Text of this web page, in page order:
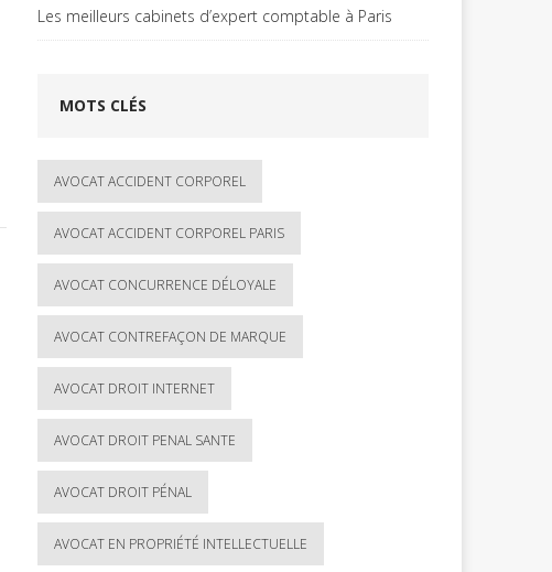
Les meilleurs cabinets d’expert comptable à Paris
MOTS CLÉS
AVOCAT ACCIDENT CORPOREL
AVOCAT ACCIDENT CORPOREL PARIS
AVOCAT CONCURRENCE DÉLOYALE
AVOCAT CONTREFAÇON DE MARQUE
AVOCAT DROIT INTERNET
AVOCAT DROIT PENAL SANTE
AVOCAT DROIT PÉNAL
AVOCAT EN PROPRIÉTÉ INTELLECTUELLE